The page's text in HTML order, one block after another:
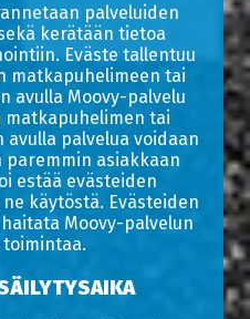
palveluiden
kerätään tietoa
Eväste tallentuu
matkapuhelimeen tai
avulla Moovy-palvelu
tai
palvelua voidaan
paremmin asiakkaan
estää evästeiden
käytöstä. Evästeiden
Moovy-palvelun